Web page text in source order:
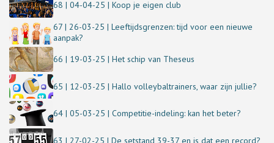
68 | 04-04-25 | Koop je eigen club
67 | 26-03-25 | Leeftijdsgrenzen: tijd voor een nieuwe
aanpak?
66 | 19-03-25 | Het schip van Theseus
65 | 12-03-25 | Hallo volleybaltrainers, waar zijn jullie?
64 | 05-03-25 | Competitie-indeling: kan het beter?
63 | 27-02-25 | De setstand 39-37 en is dat een record?